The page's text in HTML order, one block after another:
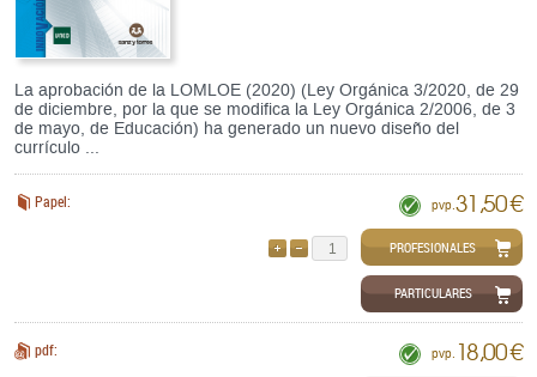
La aprobación de la LOMLOE (2020) (Ley Orgánica 3/2020, de 29
de diciembre, por la que se modifica la Ley Orgánica 2/2006, de 3
de mayo, de Educación) ha generado un nuevo diseño del
currículo ...
Papel: pvp. 31,50 €
QUITARPROFESIONALES
PARTICULARES
pdf: pvp. 18,00 €